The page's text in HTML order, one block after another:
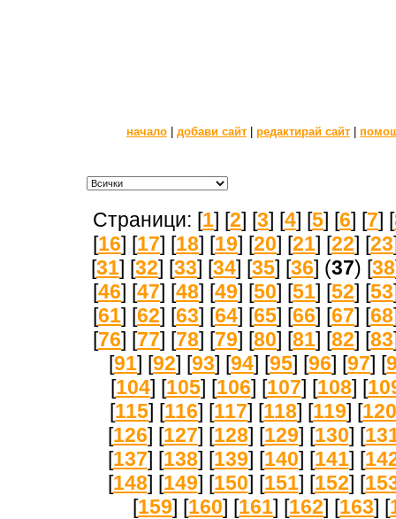
начало добави сайт редактирай сайт
Страници: [1] [2] [3] [4] [5] [6] [7] [
[16] [17] [18] [19] [20] [21] [22] [23
[31] [32] [33] [34] [35] [36] (37) [38
[46] [47] [48] [49] [50] [51] [52] [53
[61] [62] [63] [64] [65] [66] [67] [68
[76] [77] [78] [79] [80] [81] [82] [83
[91] [92] [93] [94] [95] [96] [97] [
[104] [105] [106] [107] [108] [
[115] [116] [117] [118] [119] [120
[126] [127] [128] [129] [130] [
[137] [138] [139] [140] [141] [
[148] [149] [150] [151] [152] [
[159] [160] [161] [162] [163] [